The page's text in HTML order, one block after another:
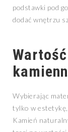
podstawki pod
dodać wnętrzu
Wybierając
tylko w
Kamień